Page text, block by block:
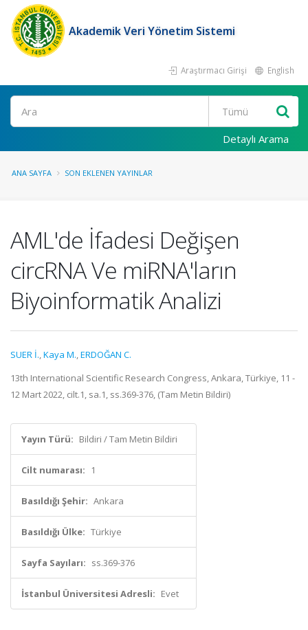
Akademik Veri Yönetim Sistemi
Araştırmacı Girişi English
Ara
Detaylı Arama
ANA SAYFA SON EKLENEN YAYINLAR
AML'de İfadesi Değişen
circRNA Ve miRNA'ların
Biyoinformatik Analizi
SUER İ.,Kaya M.,ERDOĞAN C.
13th International Scientific Research Congress, Ankara, Türkiye, 11 -
12 Mart 2022, cilt.1, sa.1, ss.369-376, (Tam Metin Bildiri)
Yayın Türü: Bildiri / Tam Metin Bildiri
Cilt numarası: 1
Basıldığı Şehir: Ankara
Basıldığı Ülke: Türkiye
Sayfa Sayıları: ss.369-376
İstanbul Üniversitesi Adresli: Evet